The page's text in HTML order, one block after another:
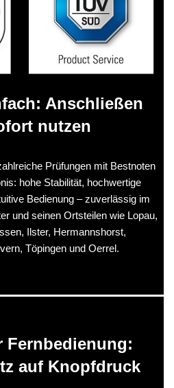
Anschließen
nutzen
Prüfungen mit Bestnoten
hohe Stabilität, hochwertige
Bedienung – zuverlässig im
und seinen Ortsteilen wie Lopau,
Ilster, Hermannshorst,
Töpingen und Oerrel.
Fernbedienung:
auf Knopfdruck